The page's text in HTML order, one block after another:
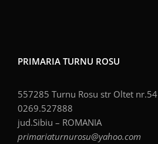
PRIMARIA TURNU ROSU
557285 Turnu Rosu str Oltet nr.54
0269.527888
jud.Sibiu – ROMANIA
primariaturnurosu@yahoo.com